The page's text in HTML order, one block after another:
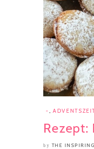
-
by THE